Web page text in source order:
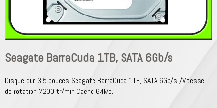
Seagate BarraCuda 1TB, SATA 6Gb/s
Disque dur 3,5 pouces Seagate BarraCuda 1TB, SATA 6Gb/s /Vitesse
de rotation 7200 tr/min Cache 64Mo.